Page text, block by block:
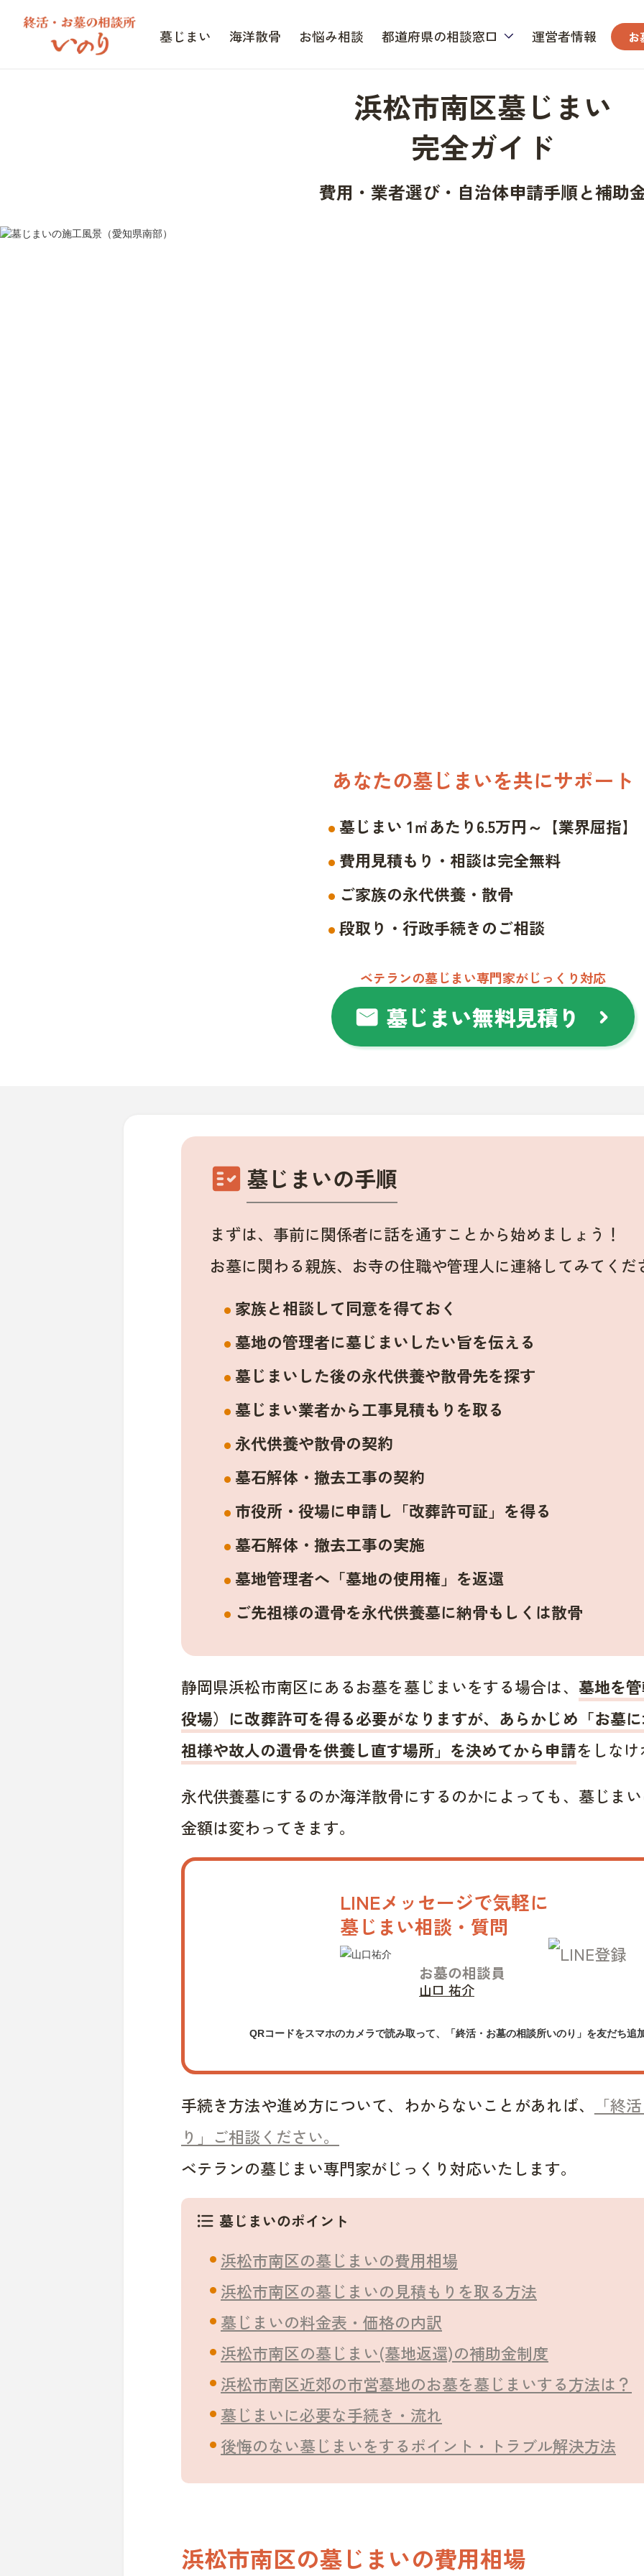
墓じまい 海洋散骨 お悩み相談 都道府県の相談窓口 運営者情報 お
浜松市南区墓じまい
完全ガイド
費用・業者選び・自治体申請手順と補助
あなたの墓じまいを共にサポート
墓じまい 1㎡あたり6.5万円～【業界屈指】
費用見積もり・相談は完全無料
ご家族の永代供養・散骨
段取り・行政手続きのご相談
ベテランの墓じまい専門家がじっくり対応
mail 墓じまい無料見積り chevron_right
fact_check 墓じまいの手順
まずは、事前に関係者に話を通すことから始めましょう！
お墓に関わる親族、お寺の住職や管理人に連絡してみてくだ
家族と相談して同意を得ておく
墓地の管理者に墓じまいしたい旨を伝える
墓じまいした後の永代供養や散骨先を探す
墓じまい業者から工事見積もりを取る
永代供養や散骨の契約
墓石解体・撤去工事の契約
市役所・役場に申請し「改葬許可証」を得る
墓石解体・撤去工事の実施
墓地管理者へ「墓地の使用権」を返還
ご先祖様の遺骨を永代供養墓に納骨もしくは散骨
静岡県浜松市南区にあるお墓を墓じまいをする場合は、 墓地を
役場）に改葬許可を得る必要がなりますが、あらかじめ「お墓
祖様や故人の遺骨を供養し直す場所」を決めてから申請をしな
永代供養墓にするのか海洋散骨にするのかによっても、墓じま
金額は変わってきます。
LINEメッセージで気軽に
墓じまい相談・質問
お墓の相談員
山口 祐介
QRコードをスマホのカメラで読み取って、「終活・お墓の相談所いのり」を友だち追
手続き方法や進め方について、わからないことがあれば、
「終
り」ご相談ください。
ベテランの墓じまい専門家がじっくり対応いたします。
format_list_bulleted 墓じまいのポイント
浜松市南区の墓じまいの費用相場
浜松市南区の墓じまいの見積もりを取る方法
墓じまいの料金表・価格の内訳
浜松市南区の墓じまい(墓地返還)の補助金制度
浜松市南区近郊の市営墓地のお墓を墓じまいする方法は？
墓じまいに必要な手続き・流れ
後悔のない墓じまいをするポイント・トラブル解決方法
浜松市南区の墓じまいの費用相場